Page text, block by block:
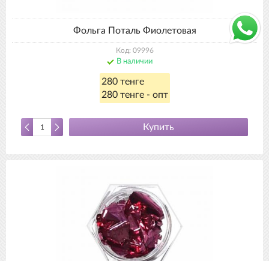
Фольга Поталь Фиолетовая
Код: 09996
В наличии
280 тенге
280 тенге - опт
Купить